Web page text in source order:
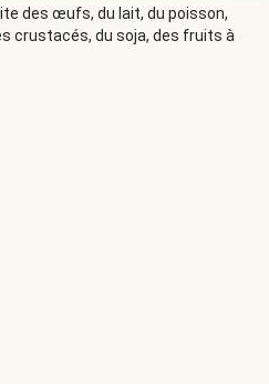
des œufs, du lait, du poisson,
crustacés, du soja, des fruits à